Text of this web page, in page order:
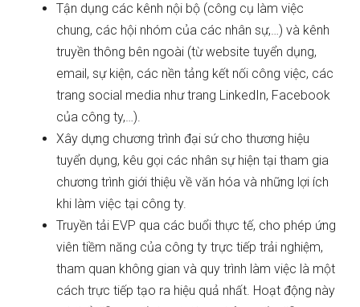
Tận dụng các kênh nội bộ (công cụ làm việc
chung, các hội nhóm của các nhân sự,…) và kênh
truyền thông bên ngoài (từ website tuyển dụng,
email, sự kiện, các nền tảng kết nối công việc, các
trang social media như trang LinkedIn, Facebook
của công ty,…).
Xây dựng chương trình đại sứ cho thương hiệu
tuyển dụng, kêu gọi các nhân sự hiện tại tham gia
chương trình giới thiệu về văn hóa và những lợi ích
khi làm việc tại công ty.
Truyền tải EVP qua các buổi thực tế, cho phép ứng
viên tiềm năng của công ty trực tiếp trải nghiệm,
tham quan không gian và quy trình làm việc là một
cách trực tiếp tạo ra hiệu quả nhất. Hoạt động này